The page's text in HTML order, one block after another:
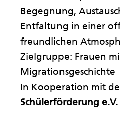
Begegnung,
Entfaltung in einer
freundlichen
Zielgruppe: Frauen
Migrationsgeschichte
In Kooperation mit
Schülerförderung e.V.